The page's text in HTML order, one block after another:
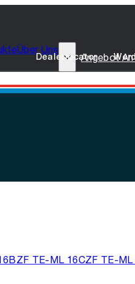
Über Uns77 Lubricants
Nachhaltigkeit
Merchandise
Angebot
Dealerlocator
ZF TE-ML 16CZF TE-ML